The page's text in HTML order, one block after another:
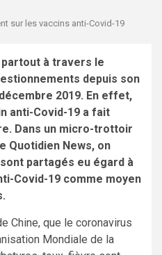
sur les vaccins anti-Covid-19
partout à travers le
depuis son
2019. En effet,
anti-Covid-19 a fait
Dans un micro-trottoir
Quotidien News, on
partagés eu égard à
Covid-19 comme moyen
Chine, que le coronavirus
Mondiale de la